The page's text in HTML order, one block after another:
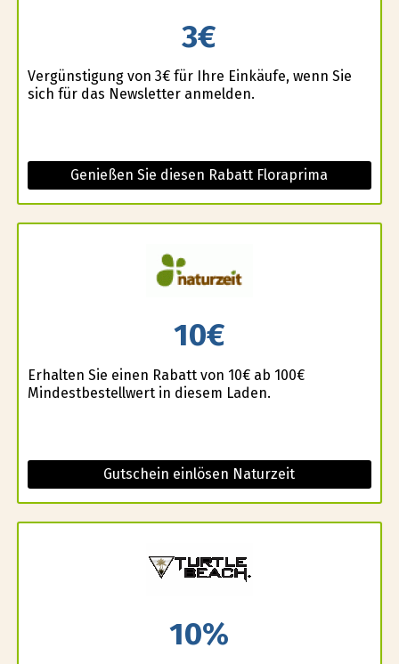
3€
Vergünstigung von 3€ für Ihre Einkäufe, wenn Sie
sich für das Newsletter anmelden.
Genießen Sie diesen Rabatt Floraprima
10€
Erhalten Sie einen Rabatt von 10€ ab 100€
Mindestbestellwert in diesem Laden.
Gutschein einlösen Naturzeit
10%